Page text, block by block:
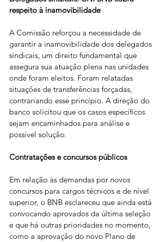
respeito à inamovibilidade
A Comissão reforçou a necessidade de
garantir a inamovibilidade dos delegados
sindicais, um direito fundamental que
assegura sua atuação plena nas unidades
onde foram eleitos. Foram relatadas
situações de transferências forçadas,
contrariando esse princípio. A direção do
banco solicitou que os casos específicos
sejam encaminhados para análise e
possível solução.
Contratações e concursos públicos
Em relação às demandas por novos
concursos para cargos técnicos e de nível
superior, o BNB esclareceu que ainda está
convocando aprovados da última seleção
e que há outras prioridades no momento,
como a aprovação do novo Plano de